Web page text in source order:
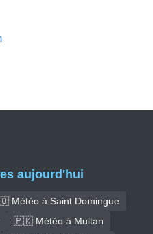
aujourd'hui
Météo à Saint Domingue
🇵🇰 Météo à Multan